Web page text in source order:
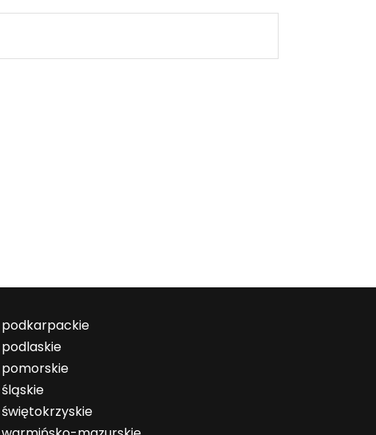
podkarpackie
podlaskie
pomorskie
śląskie
świętokrzyskie